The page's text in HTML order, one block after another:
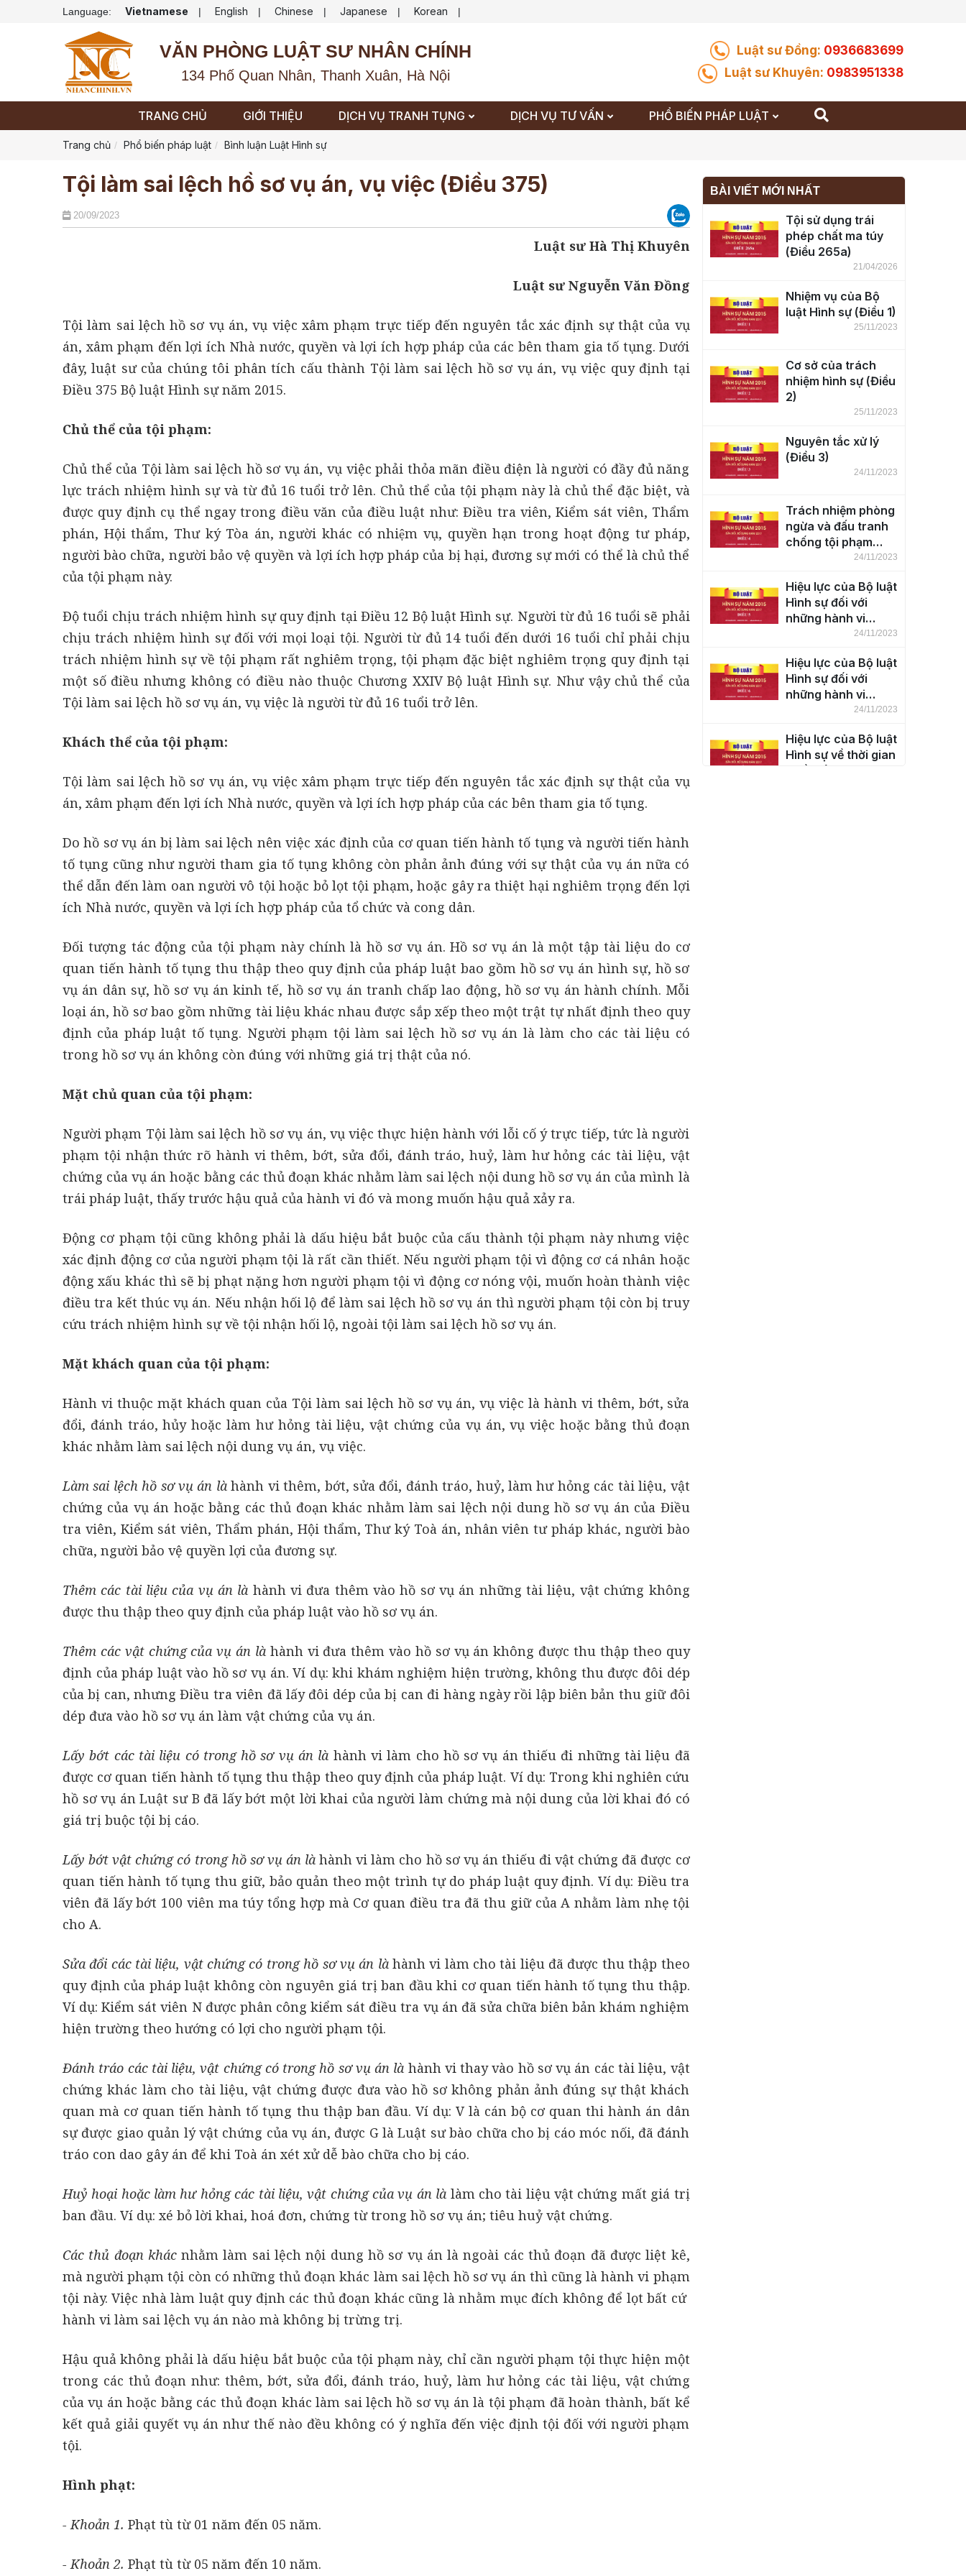
Language: Vietnamese | English | Chinese | Japanese | Korean |
VĂN PHÒNG LUẬT SƯ NHÂN CHÍNH
134 Phố Quan Nhân, Thanh Xuân, Hà Nội
Luật sư Đồng: 0936683699
Luật sư Khuyên: 0983951338
TRANG CHỦ GIỚI THIỆU DỊCH VỤ TRANH TỤNG DỊCH VỤ TƯ VẤN PHỔ BIẾN PHÁP LUẬT
Trang chủ Phổ biến pháp luật Bình luận Luật Hình sự
Tội làm sai lệch hồ sơ vụ án, vụ việc (Điều 375)
20/09/2023
Luật sư Hà Thị Khuyên
Luật sư Nguyễn Văn Đồng
Tội làm sai lệch hồ sơ vụ án, vụ việc xâm phạm trực tiếp đến nguyên tắc xác định sự thật của vụ
án, xâm phạm đến lợi ích Nhà nước, quyền và lợi ích hợp pháp của các bên tham gia tố tụng. Dưới
đây, luật sư của chúng tôi phân tích cấu thành Tội làm sai lệch hồ sơ vụ án, vụ việc quy định tại
Điều 375 Bộ luật Hình sự năm 2015.
Chủ thể của tội phạm:
Chủ thể của Tội làm sai lệch hồ sơ vụ án, vụ việc phải thỏa mãn điều điện là người có đầy đủ năng
lực trách nhiệm hình sự và từ đủ 16 tuổi trở lên. Chủ thể của tội phạm này là chủ thể đặc biệt, và
được quy định cụ thể ngay trong điều văn của điều luật như: Điều tra viên, Kiểm sát viên, Thẩm
phán, Hội thẩm, Thư ký Tòa án, người khác có nhiệm vụ, quyền hạn trong hoạt động tư pháp,
người bào chữa, người bảo vệ quyền và lợi ích hợp pháp của bị hại, đương sự mới có thể là chủ thể
của tội phạm này.
Độ tuổi chịu trách nhiệm hình sự quy định tại Điều 12 Bộ luật Hình sự. Người từ đủ 16 tuổi sẽ phải
chịu trách nhiệm hình sự đối với mọi loại tội. Người từ đủ 14 tuổi đến dưới 16 tuổi chỉ phải chịu
trách nhiệm hình sự về tội phạm rất nghiêm trọng, tội phạm đặc biệt nghiêm trọng quy định tại
một số điều nhưng không có điều nào thuộc Chương XXIV Bộ luật Hình sự. Như vậy chủ thể của
Tội làm sai lệch hồ sơ vụ án, vụ việc là người từ đủ 16 tuổi trở lên.
Khách thể của tội phạm:
Tội làm sai lệch hồ sơ vụ án, vụ việc xâm phạm trực tiếp đến nguyên tắc xác định sự thật của vụ
án, xâm phạm đến lợi ích Nhà nước, quyền và lợi ích hợp pháp của các bên tham gia tố tụng.
Do hồ sơ vụ án bị làm sai lệch nên việc xác định của cơ quan tiến hành tố tụng và người tiến hành
tố tụng cũng như người tham gia tố tụng không còn phản ảnh đúng với sự thật của vụ án nữa có
thể dẫn đến làm oan người vô tội hoặc bỏ lọt tội phạm, hoặc gây ra thiệt hại nghiêm trọng đến lợi
ích Nhà nước, quyền và lợi ích hợp pháp của tổ chức và cong dân.
Đối tượng tác động của tội phạm này chính là hồ sơ vụ án. Hồ sơ vụ án là một tập tài liệu do cơ
quan tiến hành tố tụng thu thập theo quy định của pháp luật bao gồm hồ sơ vụ án hình sự, hồ sơ
vụ án dân sự, hồ sơ vụ án kinh tế, hồ sơ vụ án tranh chấp lao động, hồ sơ vụ án hành chính. Mỗi
loại án, hồ sơ bao gồm những tài liệu khác nhau được sắp xếp theo một trật tự nhất định theo quy
định của pháp luật tố tụng. Người phạm tội làm sai lệch hồ sơ vụ án là làm cho các tài liệu có
trong hồ sơ vụ án không còn đúng với những giá trị thật của nó.
Mặt chủ quan của tội phạm:
Người phạm Tội làm sai lệch hồ sơ vụ án, vụ việc thực hiện hành với lỗi cố ý trực tiếp, tức là người
phạm tội nhận thức rõ hành vi thêm, bớt, sửa đổi, đánh tráo, huỷ, làm hư hỏng các tài liệu, vật
chứng của vụ án hoặc bằng các thủ đoạn khác nhằm làm sai lệch nội dung hồ sơ vụ án của mình là
trái pháp luật, thấy trước hậu quả của hành vi đó và mong muốn hậu quả xảy ra.
Động cơ phạm tội cũng không phải là dấu hiệu bắt buộc của cấu thành tội phạm này nhưng việc
xác định động cơ của người phạm tội là rất cần thiết. Nếu người phạm tội vì động cơ cá nhân hoặc
động xấu khác thì sẽ bị phạt nặng hơn người phạm tội vì động cơ nóng vội, muốn hoàn thành việc
điều tra kết thúc vụ án. Nếu nhận hối lộ để làm sai lệch hồ sơ vụ án thì người phạm tội còn bị truy
cứu trách nhiệm hình sự về tội nhận hối lộ, ngoài tội làm sai lệch hồ sơ vụ án.
Mặt khách quan của tội phạm:
Hành vi thuộc mặt khách quan của Tội làm sai lệch hồ sơ vụ án, vụ việc là hành vi thêm, bớt, sửa
đổi, đánh tráo, hủy hoặc làm hư hỏng tài liệu, vật chứng của vụ án, vụ việc hoặc bằng thủ đoạn
khác nhằm làm sai lệch nội dung vụ án, vụ việc.
Làm sai lệch hồ sơ vụ án làhành vi thêm, bớt, sửa đổi, đánh tráo, huỷ, làm hư hỏng các tài liệu, vật
chứng của vụ án hoặc bằng các thủ đoạn khác nhằm làm sai lệch nội dung hồ sơ vụ án của Điều
tra viên, Kiểm sát viên, Thẩm phán, Hội thẩm, Thư ký Toà án, nhân viên tư pháp khác, người bào
chữa, người bảo vệ quyền lợi của đương sự.
Thêm các tài liệu của vụ án là hành vi đưa thêm vào hồ sơ vụ án những tài liệu, vật chứng không
được thu thập theo quy định của pháp luật vào hồ sơ vụ án.
Thêm các vật chứng của vụ án làhành vi đưa thêm vào hồ sơ vụ án không được thu thập theo quy
định của pháp luật vào hồ sơ vụ án. Ví dụ: khi khám nghiệm hiện trường, không thu được đôi dép
của bị can, nhưng Điều tra viên đã lấy đôi dép của bị can đi hàng ngày rồi lập biên bản thu giữ đôi
dép đưa vào hồ sơ vụ án làm vật chứng của vụ án.
Lấy bớt các tài liệu có trong hồ sơ vụ án là hành vi làm cho hồ sơ vụ án thiếu đi những tài liệu đã
được cơ quan tiến hành tố tụng thu thập theo quy định của pháp luật. Ví dụ: Trong khi nghiên cứu
hồ sơ vụ án Luật sư B đã lấy bớt một lời khai của người làm chứng mà nội dung của lời khai đó có
giá trị buộc tội bị cáo.
Lấy bớt vật chứng có trong hồ sơ vụ án là hành vi làm cho hồ sơ vụ án thiếu đi vật chứng đã được cơ
quan tiến hành tố tụng thu giữ, bảo quản theo một trình tự do pháp luật quy định. Ví dụ: Điều tra
viên đã lấy bớt 100 viên ma túy tổng hợp mà Cơ quan điều tra đã thu giữ của A nhằm làm nhẹ tội
cho A.
Sửa đổi các tài liệu, vật chứng có trong hồ sơ vụ án làhành vi làm cho tài liệu đã được thu thập theo
quy định của pháp luật không còn nguyên giá trị ban đầu khi cơ quan tiến hành tố tụng thu thập.
Ví dụ: Kiểm sát viên N được phân công kiểm sát điều tra vụ án đã sửa chữa biên bản khám nghiệm
hiện trường theo hướng có lợi cho người phạm tội.
Đánh tráo các tài liệu, vật chứng có trong hồ sơ vụ án là hành vi thay vào hồ sơ vụ án các tài liệu, vật
chứng khác làm cho tài liệu, vật chứng được đưa vào hồ sơ không phản ảnh đúng sự thật khách
quan mà cơ quan tiến hành tố tụng thu thập ban đầu. Ví dụ: V là cán bộ cơ quan thi hành án dân
sự được giao quản lý vật chứng của vụ án, được G là Luật sư bào chữa cho bị cáo móc nối, đã đánh
tráo con dao gây án để khi Toà án xét xử dễ bào chữa cho bị cáo.
Huỷ hoại hoặc làm hư hỏng các tài liệu, vật chứng của vụ án là làm cho tài liệu vật chứng mất giá trị
ban đầu. Ví dụ: xé bỏ lời khai, hoá đơn, chứng từ trong hồ sơ vụ án; tiêu huỷ vật chứng.
Các thủ đoạn khácnhằm làm sai lệch nội dung hồ sơ vụ án là ngoài các thủ đoạn đã được liệt kê,
mà người phạm tội còn có những thủ đoạn khác làm sai lệch hồ sơ vụ án thì cũng là hành vi phạm
tội này. Việc nhà làm luật quy định các thủ đoạn khác cũng là nhằm mục đích không để lọt bất cứ
hành vi làm sai lệch vụ án nào mà không bị trừng trị.
Hậu quả không phải là dấu hiệu bắt buộc của tội phạm này, chỉ cần người phạm tội thực hiện một
trong các thủ đoạn như: thêm, bớt, sửa đổi, đánh tráo, huỷ, làm hư hỏng các tài liệu, vật chứng
của vụ án hoặc bằng các thủ đoạn khác làm sai lệch hồ sơ vụ án là tội phạm đã hoàn thành, bất kể
kết quả giải quyết vụ án như thế nào đều không có ý nghĩa đến việc định tội đối với người phạm
tội.
Hình phạt:
- Khoản 1. Phạt tù từ 01 năm đến 05 năm.
- Khoản 2. Phạt tù từ 05 năm đến 10 năm.
BÀI VIẾT MỚI NHẤT
Tội sử dụng trái
phép chất ma túy
(Điều 265a)
21/04/2026
Nhiệm vụ của Bộ
luật Hình sự (Điều 1)
25/11/2023
Cơ sở của trách
nhiệm hình sự (Điều
2)
25/11/2023
Nguyên tắc xử lý
(Điều 3)
24/11/2023
Trách nhiệm phòng
ngừa và đấu tranh
chống tội phạm
24/11/2023
Hiệu lực của Bộ luật
Hình sự đối với
những hành vi
phạm tội trên lãnh
xã hội chủ nghĩa
Việt Nam (Điều 5)
24/11/2023
Hiệu lực của Bộ luật
Hình sự đối với
những hành vi
phạm tội ở ngoài
hòa xã hội chủ
nghĩa Việt Nam
24/11/2023
Hiệu lực của Bộ luật
Hình sự về thời gian
(Điều 7)